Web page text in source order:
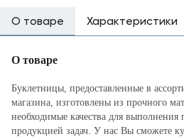
О товаре Характеристики
О товаре
Буклетницы, предоставленные в
магазина, изготовлены из прочного
необходимые качества для выполнения
продукцией задач. У нас Вы сможете